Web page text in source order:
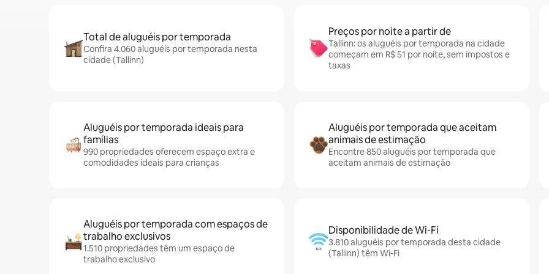
Total de aluguéis por temporada
Confira 4.060 aluguéis por temporada nesta
cidade (Tallinn)
Preços por noite a partir de
Tallinn: os aluguéis por temporada na cidade
começam em R$ 51 por noite, sem impostos e
taxas
Aluguéis por temporada ideais para
famílias
990 propriedades oferecem espaço extra e
comodidades ideais para crianças
Aluguéis por temporada que aceitam
animais de estimação
Encontre 850 aluguéis por temporada que
aceitam animais de estimação
Aluguéis por temporada com espaços de
trabalho exclusivos
1.510 propriedades têm um espaço de
trabalho exclusivo
Disponibilidade de Wi-Fi
3.810 aluguéis por temporada desta cidade
(Tallinn) têm Wi-Fi